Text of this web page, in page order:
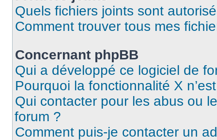
Quels fichiers joints sont
Comment trouver tous mes
Concernant phpBB
Qui a développé ce logiciel de
Pourquoi la fonctionnalité X
Qui contacter pour les abus ou
forum ?
Comment puis-je contacter un